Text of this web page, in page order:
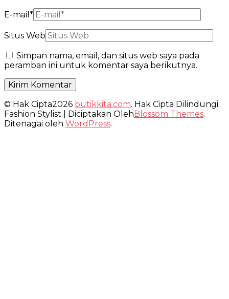
E-mail *
Situs Web
Simpan nama, email, dan situs web saya pada
peramban ini untuk komentar saya berikutnya.
© Hak Cipta2026 butikkita.com. Hak Cipta Dilindungi.
Fashion Stylist | Diciptakan OlehBlossom Themes.
Ditenagai oleh WordPress.